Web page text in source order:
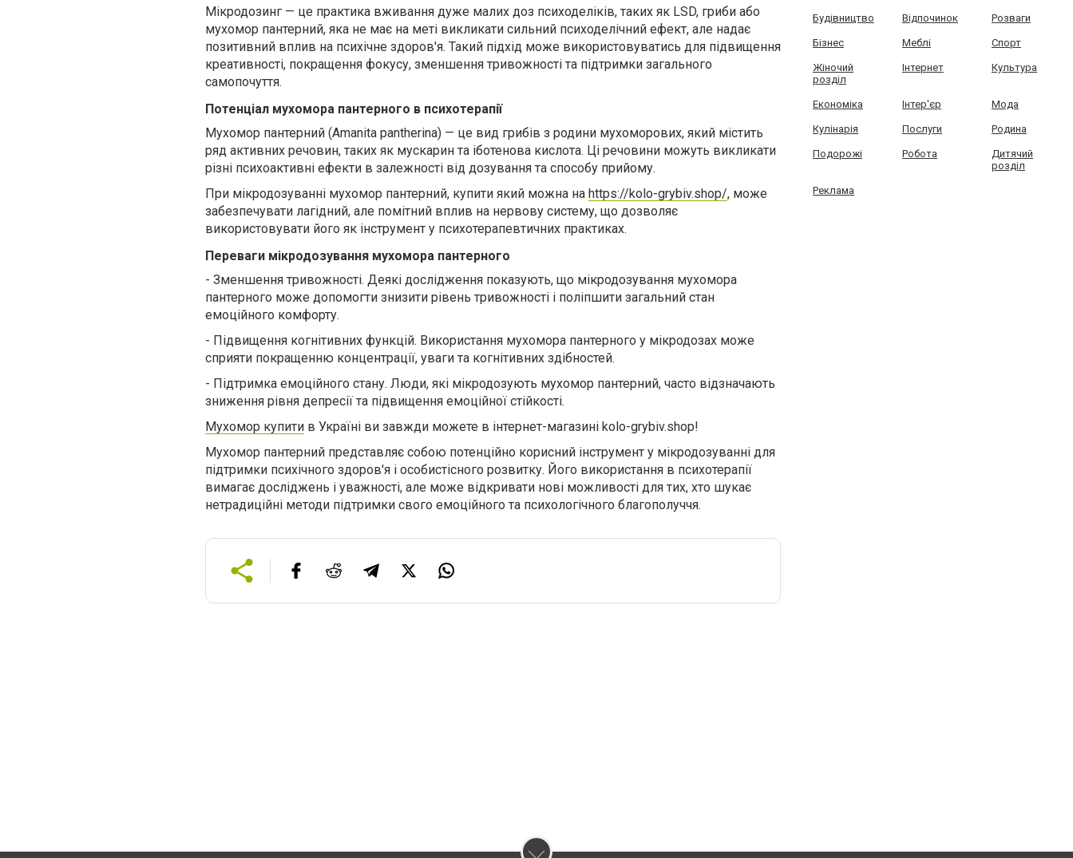
Мікродозинг — це практика вживання дуже малих доз психоделіків, таких як LSD, гриби або
мухомор пантерний, яка не має на меті викликати сильний психоделічний ефект, але надає
позитивний вплив на психічне здоров'я. Такий підхід може використовуватись для підвищення
креативності, покращення фокусу, зменшення тривожності та підтримки загального
самопочуття.
Потенціал мухомора пантерного в психотерапії
Мухомор пантерний (Amanita pantherina) — це вид грибів з родини мухоморових, який містить
ряд активних речовин, таких як мускарин та іботенова кислота. Ці речовини можуть викликати
різні психоактивні ефекти в залежності від дозування та способу прийому.
При мікродозуванні мухомор пантерний, купити який можна на https://kolo-grybiv.shop/, може
забезпечувати лагідний, але помітний вплив на нервову систему, що дозволяє
використовувати його як інструмент у психотерапевтичних практиках.
Переваги мікродозування мухомора пантерного
- Зменшення тривожності. Деякі дослідження показують, що мікродозування мухомора
пантерного може допомогти знизити рівень тривожності і поліпшити загальний стан
емоційного комфорту.
- Підвищення когнітивних функцій. Використання мухомора пантерного у мікродозах може
сприяти покращенню концентрації, уваги та когнітивних здібностей.
- Підтримка емоційного стану. Люди, які мікродозують мухомор пантерний, часто відзначають
зниження рівня депресії та підвищення емоційної стійкості.
Мухомор купити в Україні ви завжди можете в інтернет-магазині kolo-grybiv.shop!
Мухомор пантерний представляє собою потенційно корисний інструмент у мікродозуванні для
підтримки психічного здоров'я і особистісного розвитку. Його використання в психотерапії
вимагає досліджень і уважності, але може відкривати нові можливості для тих, хто шукає
нетрадиційні методи підтримки свого емоційного та психологічного благополуччя.
Будівництво Відпочинок Розваги
Бізнес Меблі Спорт
Жіночий
розділ
Інтернет Культура
Економіка Інтер'єр Мода
Кулінарія Послуги Родина
Подорожі Робота
Дитячий
розділ
Реклама